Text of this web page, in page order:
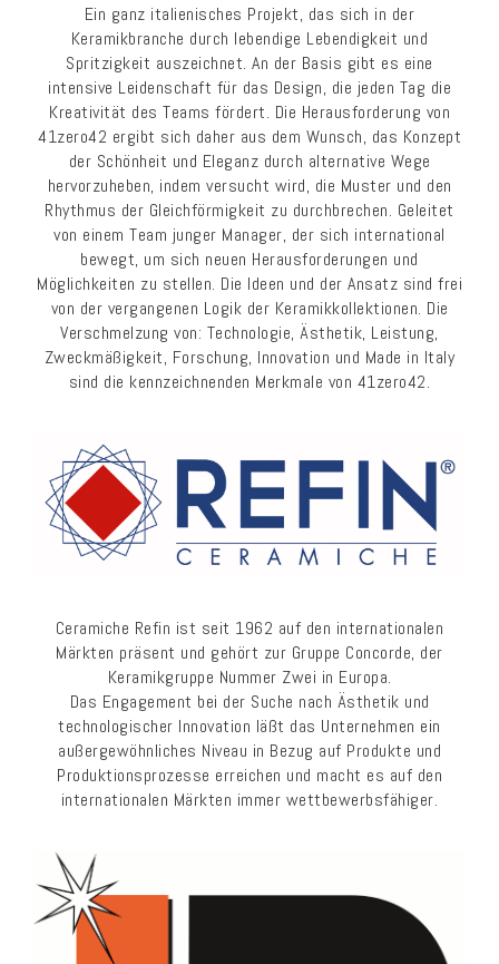
Ein ganz italienisches Projekt, das sich in der
Keramikbranche durch lebendige Lebendigkeit und
Spritzigkeit auszeichnet. An der Basis gibt es eine
intensive Leidenschaft für das Design, die jeden Tag die
Kreativität des Teams fördert. Die Herausforderung von
41zero42 ergibt sich daher aus dem Wunsch, das Konzept
der Schönheit und Eleganz durch alternative Wege
hervorzuheben, indem versucht wird, die Muster und den
Rhythmus der Gleichförmigkeit zu durchbrechen. Geleitet
von einem Team junger Manager, der sich international
bewegt, um sich neuen Herausforderungen und
Möglichkeiten zu stellen. Die Ideen und der Ansatz sind frei
von der vergangenen Logik der Keramikkollektionen. Die
Verschmelzung von: Technologie, Ästhetik, Leistung,
Zweckmäßigkeit, Forschung, Innovation und Made in Italy
sind die kennzeichnenden Merkmale von 41zero42.
Ceramiche Refin ist seit 1962 auf den internationalen
Märkten präsent und gehört zur Gruppe Concorde, der
Keramikgruppe Nummer Zwei in Europa.
Das Engagement bei der Suche nach Ästhetik und
technologischer Innovation läßt das Unternehmen ein
außergewöhnliches Niveau in Bezug auf Produkte und
Produktionsprozesse erreichen und macht es auf den
internationalen Märkten immer wettbewerbsfähiger.